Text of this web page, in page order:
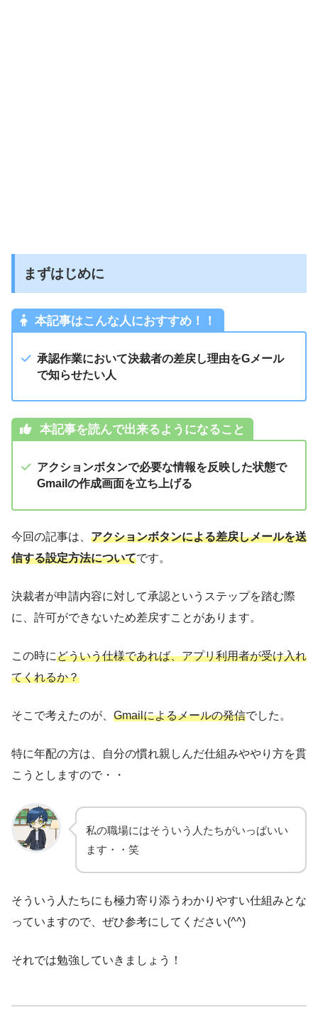
まずはじめに
本記事はこんな人におすすめ！！
承認作業において決裁者の差戻し理由をGメール
で知らせたい人
本記事を読んで出来るようになること
アクションボタンで必要な情報を反映した状態で
Gmailの作成画面を立ち上げる
今回の記事は、 アクションボタンによる差戻しメールを送
信する設定方法についてです。
決裁者が申請内容に対して承認というステップを踏む際
に、許可ができないため差戻すことがあります。
この時にどういう仕様であれば、アプリ利用者が受け入れ
てくれるか？
そこで考えたのが、 Gmailによるメールの発信でした。
特に年配の方は、自分の慣れ親しんだ仕組みややり方を貫
こうとしますので・・
私の職場にはそういう人たちがいっぱいい
ます・・笑
そういう人たちにも極力寄り添うわかりやすい仕組みとな
っていますので、ぜひ参考にしてください(^^)
それでは勉強していきましょう！